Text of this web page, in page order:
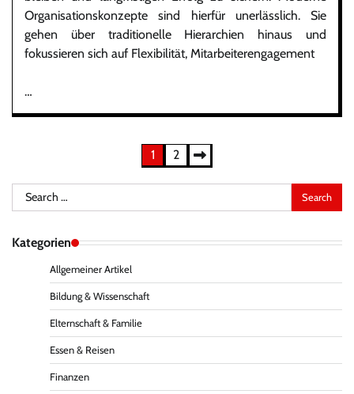
Organisationskonzepte sind hierfür unerlässlich. Sie
gehen über traditionelle Hierarchien hinaus und
fokussieren sich auf Flexibilität, Mitarbeiterengagement
…
pagination
1 2
Search
for:
Kategorien
Allgemeiner Artikel
Bildung & Wissenschaft
Elternschaft & Familie
Essen & Reisen
Finanzen